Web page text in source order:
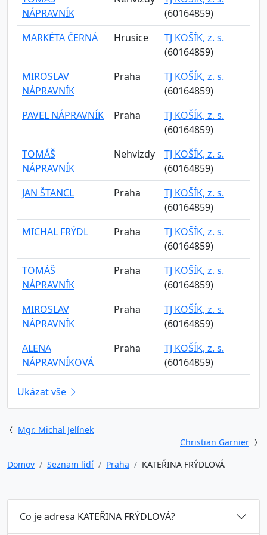
NÁPRAVNÍK
(60164859)
MARKÉTA ČERNÁ
Hrusice
TJ KOŠÍK, z. s.
(60164859)
MIROSLAV
NÁPRAVNÍK
Praha
TJ KOŠÍK, z. s.
(60164859)
PAVEL NÁPRAVNÍK
Praha
TJ KOŠÍK, z. s.
(60164859)
TOMÁŠ
NÁPRAVNÍK
Nehvizdy
TJ KOŠÍK, z. s.
(60164859)
JAN ŠTANCL
Praha
TJ KOŠÍK, z. s.
(60164859)
MICHAL FRÝDL
Praha
TJ KOŠÍK, z. s.
(60164859)
TOMÁŠ
NÁPRAVNÍK
Praha
TJ KOŠÍK, z. s.
(60164859)
MIROSLAV
NÁPRAVNÍK
Praha
TJ KOŠÍK, z. s.
(60164859)
ALENA
NÁPRAVNÍKOVÁ
Praha
TJ KOŠÍK, z. s.
(60164859)
Ukázat vše
Mgr. Michal Jelínek
Christian Garnier
Domov
Seznam lidí Praha KATEŘINA FRÝDLOVÁ
Co je adresa KATEŘINA FRÝDLOVÁ?